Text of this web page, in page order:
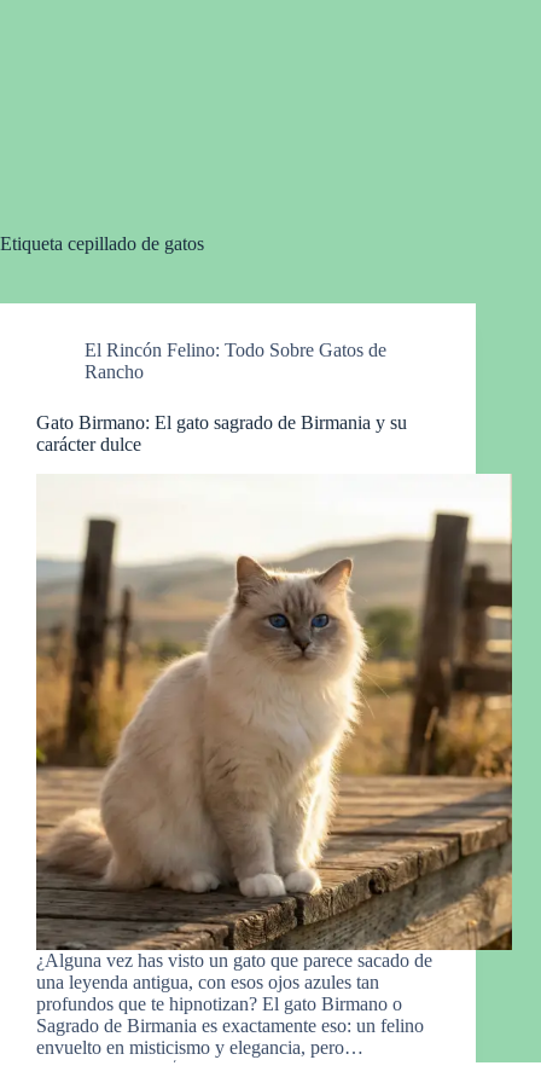
Etiqueta cepillado de gatos
El Rincón Felino: Todo Sobre Gatos de
Rancho
Gato Birmano: El gato sagrado de Birmania y su
carácter dulce
¿Alguna vez has visto un gato que parece sacado de
una leyenda antigua, con esos ojos azules tan
profundos que te hipnotizan? El gato Birmano o
Sagrado de Birmania es exactamente eso: un felino
envuelto en misticismo y elegancia, pero…